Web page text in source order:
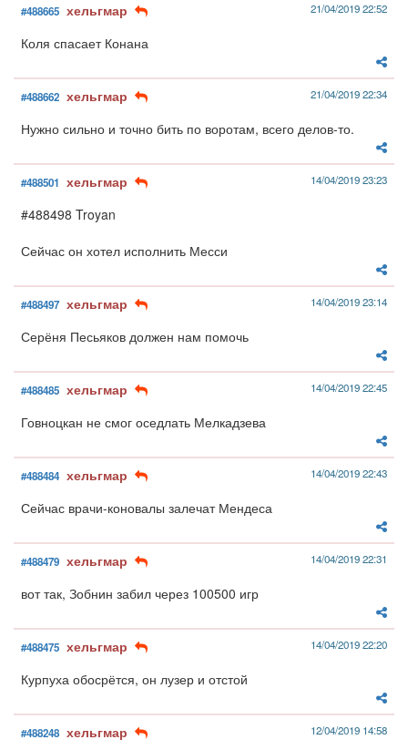
#488665 хельгмар 21/04/2019 22:52
Коля спасает Конана
#488662 хельгмар 21/04/2019 22:34
Нужно сильно и точно бить по воротам, всего делов-то.
#488501 хельгмар 14/04/2019 23:23
#488498 Troyan
Сейчас он хотел исполнить Месси
#488497 хельгмар 14/04/2019 23:14
Серёня Песьяков должен нам помочь
#488485 хельгмар 14/04/2019 22:45
Говноцкан не смог оседлать Мелкадзева
#488484 хельгмар 14/04/2019 22:43
Сейчас врачи-коновалы залечат Мендеса
#488479 хельгмар 14/04/2019 22:31
вот так, Зобнин забил через 100500 игр
#488475 хельгмар 14/04/2019 22:20
Курпуха обосрётся, он лузер и отстой
#488248 хельгмар 12/04/2019 14:58